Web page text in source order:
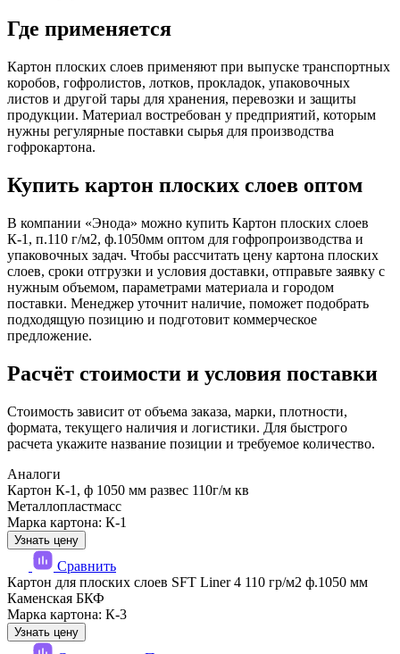
Где применяется
Картон плоских слоев применяют при выпуске транспортных
коробов, гофролистов, лотков, прокладок, упаковочных
листов и другой тары для хранения, перевозки и защиты
продукции. Материал востребован у предприятий, которым
нужны регулярные поставки сырья для производства
гофрокартона.
Купить картон плоских слоев оптом
В компании «Энода» можно купить Картон плоских слоев
К-1, п.110 г/м2, ф.1050мм оптом для гофропроизводства и
упаковочных задач. Чтобы рассчитать цену картона плоских
слоев, сроки отгрузки и условия доставки, отправьте заявку с
нужным объемом, параметрами материала и городом
поставки. Менеджер уточнит наличие, поможет подобрать
подходящую позицию и подготовит коммерческое
предложение.
Расчёт стоимости и условия поставки
Стоимость зависит от объема заказа, марки, плотности,
формата, текущего наличия и логистики. Для быстрого
расчета укажите название позиции и требуемое количество.
Аналоги
Картон К-1, ф 1050 мм развес 110г/м кв
Металлопластмасс
Марка картона: К-1
Узнать цену
Сравнить
Картон для плоских слоев SFT Liner 4 110 гр/м2 ф.1050 мм
Каменская БКФ
Марка картона: К-3
Узнать цену